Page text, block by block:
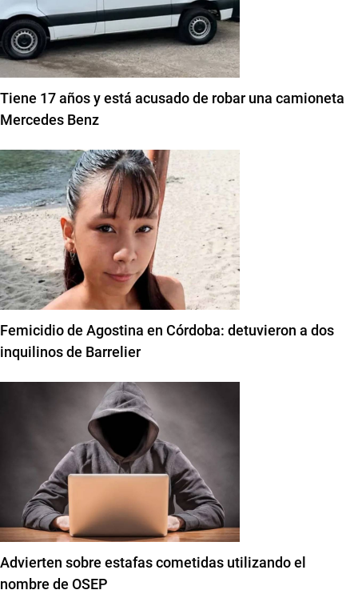
Tiene 17 años y está acusado de robar una camioneta
Mercedes Benz
Femicidio de Agostina en Córdoba: detuvieron a dos
inquilinos de Barrelier
Advierten sobre estafas cometidas utilizando el
nombre de OSEP